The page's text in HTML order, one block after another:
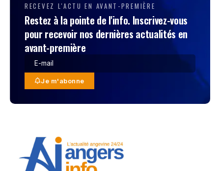
RECEVEZ L'ACTU EN AVANT-PREMIÈRE
Restez à la pointe de l'info. Inscrivez-vous
pour recevoir nos dernières actualités en
avant-première
Je m'abonne